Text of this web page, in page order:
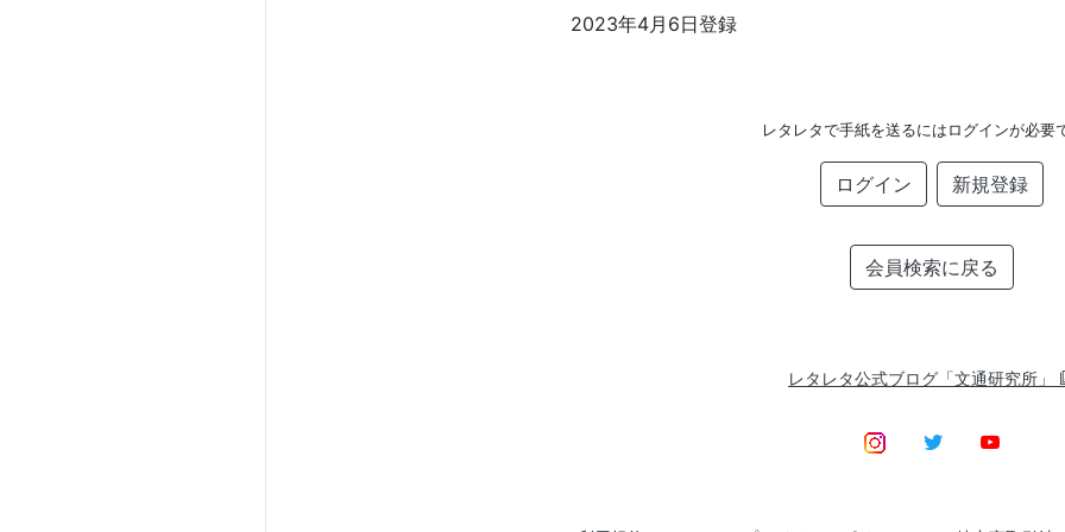
2023年4月6日登録
レタレタで手紙を送るにはログインが必要
ログイン 新規登録
会員検索に戻る
レタレタ公式ブログ「文通研究所」